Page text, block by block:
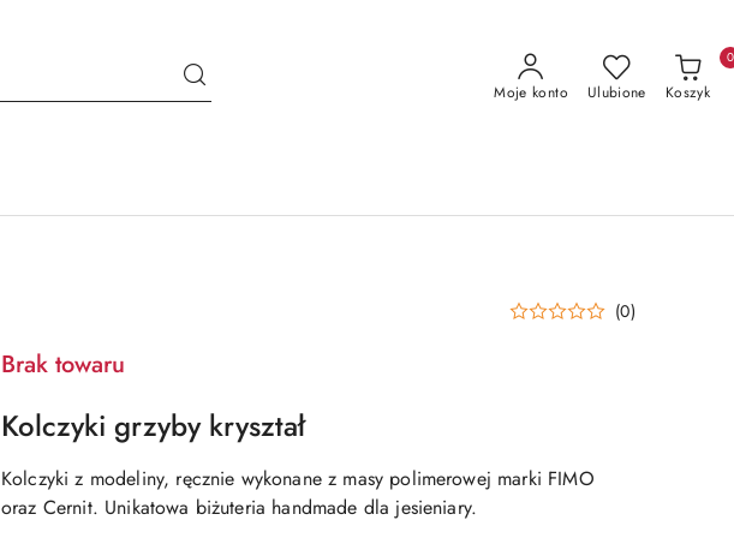
Moje konto Ulubione Koszyk
0
(0)
Brak towaru
Kolczyki grzyby kryształ
Kolczyki z modeliny, ręcznie wykonane z masy polimerowej marki FIMO
oraz Cernit. Unikatowa biżuteria handmade dla jesieniary.